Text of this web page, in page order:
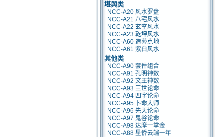
堪舆类
NCC-A20 风水罗盘
NCC-A21 八宅风水
NCC-A22 玄空风水
NCC-A23 乾坤风水
NCC-A60 造葬点地
NCC-A61 紫白风水
其他类
NCC-A90 套件组合
NCC-A91 孔明神数
NCC-A92 文王神数
NCC-A93 三世论命
NCC-A94 四字论命
NCC-A95 卜命大师
NCC-A96 先天论命
NCC-A97 鬼谷论命
NCC-A98 达摩一掌金
NCC-A88 星侨云端一年